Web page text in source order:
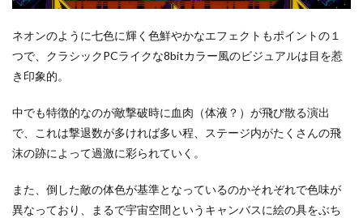
ネオンのように七色に輝く色鮮やかなエフェクトもポイントの１
つで、クラシックPCライクな8bitカラー風のビジュアルは目を惹
き印象的。
中でも特徴的なのが敵撃破時に血肉（体液？）が飛び散る演出
で、これは撃退数が多ければ多い程、ステージ内がたくさんの飛
沫の跡によって過激に彩られていく。
また、倒した敵の体色が基準となっているのかそれぞれで色味が
異なっており、まるで宇宙空間というキャンバスに絵の具をぶち